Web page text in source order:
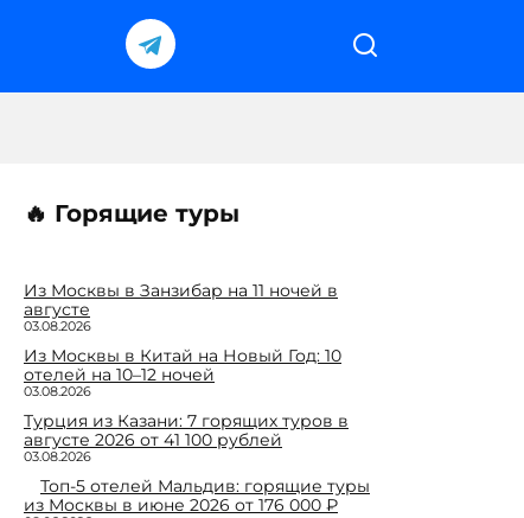
🔥 Горящие туры
Из Москвы в Занзибар на 11 ночей в
августе
03.08.2026
Из Москвы в Китай на Новый Год: 10
отелей на 10–12 ночей
03.08.2026
Турция из Казани: 7 горящих туров в
августе 2026 от 41 100 рублей
03.08.2026
Топ-5 отелей Мальдив: горящие туры
из Москвы в июне 2026 от 176 000 ₽